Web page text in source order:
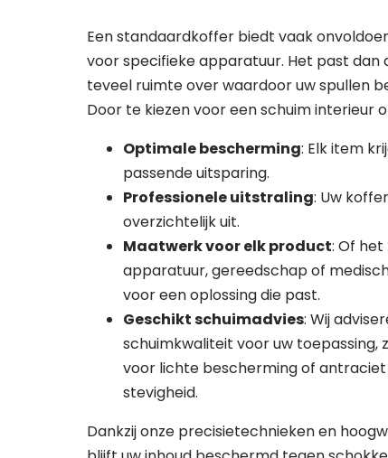
Een standaardkoffer biedt vaak
voor specifieke apparatuur. Het past
teveel ruimte over waardoor uw spullen
Door te kiezen voor een schuim interieur
Optimale bescherming: Elk item
passende uitsparing.
Professionele uitstraling: Uw
overzichtelijk uit.
Maatwerk voor elk product: Of
apparatuur, gereedschap of
voor een oplossing die past.
Geschikt schuimadvies: Wij
schuimkwaliteit voor uw toepassing,
voor lichte bescherming of
stevigheid.
Dankzij onze precisietechnieken en